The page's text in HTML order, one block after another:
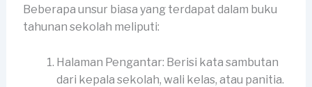
Beberapa unsur biasa yang terdapat dalam buku
tahunan sekolah meliputi:
Halaman Pengantar: Berisi kata sambutan
dari kepala sekolah, wali kelas, atau panitia.